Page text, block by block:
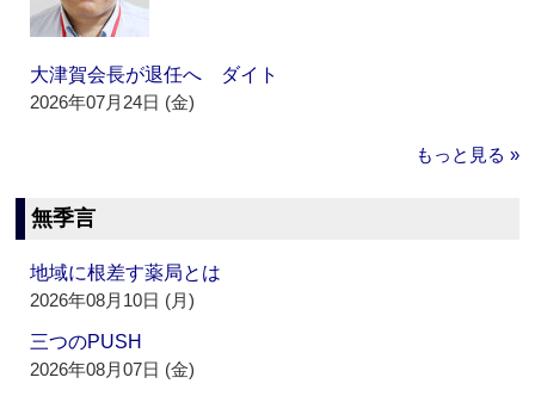
大津賀会長が退任へ ダイト
2026年07月24日 (金)
もっと見る »
無季言
地域に根差す薬局とは
2026年08月10日 (月)
三つのPUSH
2026年08月07日 (金)